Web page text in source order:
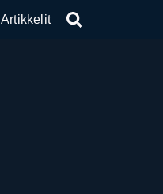
Artikkelit